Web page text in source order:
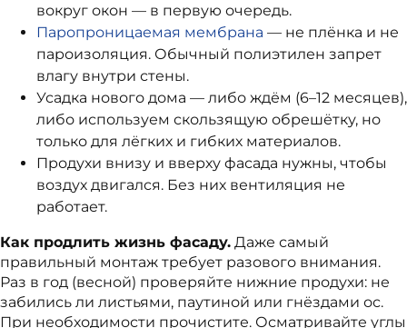
вокруг окон — в первую очередь.
Паропроницаемая мембрана — не плёнка и не
пароизоляция. Обычный полиэтилен запрет
влагу внутри стены.
Усадка нового дома — либо ждём (6–12 месяцев),
либо используем скользящую обрешётку, но
только для лёгких и гибких материалов.
Продухи внизу и вверху фасада нужны, чтобы
воздух двигался. Без них вентиляция не
работает.
Как продлить жизнь фасаду. Даже самый
правильный монтаж требует разового внимания.
Раз в год (весной) проверяйте нижние продухи: не
забились ли листьями, паутиной или гнёздами ос.
При необходимости прочистите. Осматривайте углы